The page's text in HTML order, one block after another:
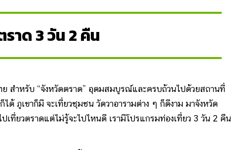
ราด 3 วัน 2 คืน
หรับ “จังหวัดตราด” อุดมสมบูรณ์และครบถ้วนไปด้วยสถานที่
ด้ ภูเขาก็มี จะเที่ยวชุมชน วัดวาอารามต่าง ๆ ก็ดีงาม มาจังหวัด
ที่ยวตราดแต่ไม่รู้จะไปไหนดี เรามีโปรแกรมท่องเที่ยว 3 วัน 2 คืน